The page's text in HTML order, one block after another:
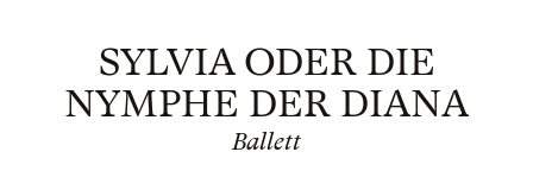
SYLVIA ODER DIE
NYMPHE DER DIANA
Ballett